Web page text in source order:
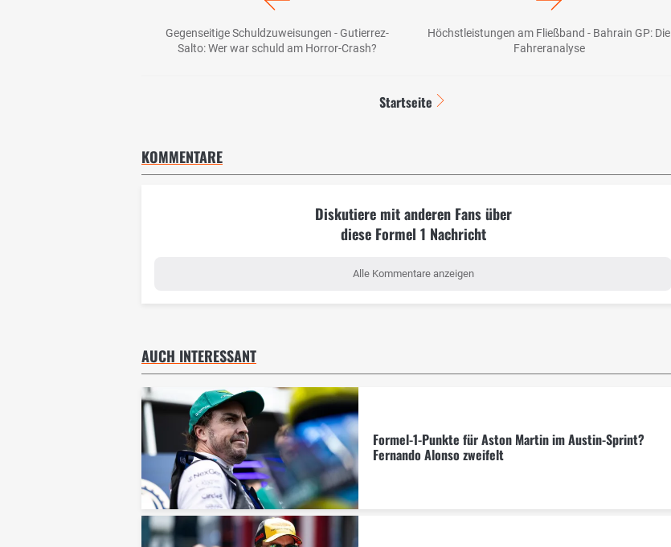
Gegenseitige Schuldzuweisungen - Gutierrez-
Salto: Wer war schuld am Horror-Crash?
Höchstleistungen am Fließband - Bahrain GP: Die
Fahreranalyse
Startseite
KOMMENTARE
Diskutiere mit anderen Fans über
diese Formel 1 Nachricht
Alle Kommentare anzeigen
AUCH INTERESSANT
Formel-1-Punkte für Aston Martin im Austin-Sprint?
Fernando Alonso zweifelt